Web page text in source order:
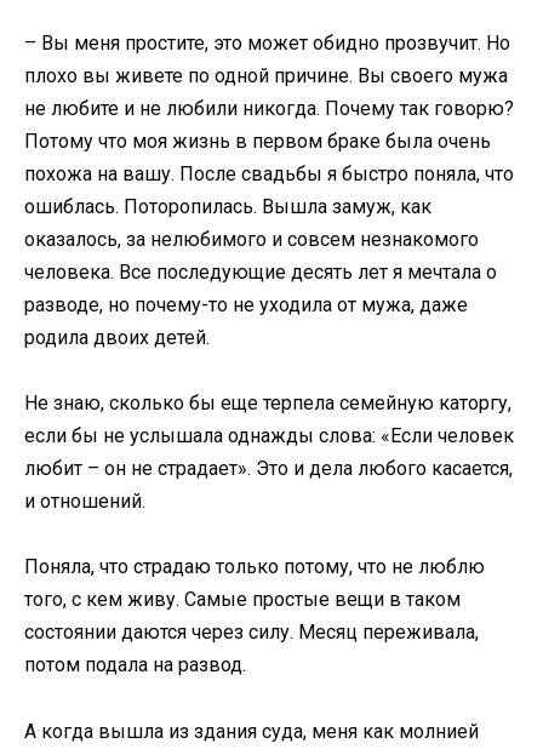
– Вы меня простите, это может обидно прозвучит. Но
плохо вы живете по одной причине. Вы своего мужа
не любите и не любили никогда. Почему так говорю?
Потому что моя жизнь в первом браке была очень
похожа на вашу. После свадьбы я быстро поняла, что
ошиблась. Поторопилась. Вышла замуж, как
оказалось, за нелюбимого и совсем незнакомого
человека. Все последующие десять лет я мечтала о
разводе, но почему-то не уходила от мужа, даже
родила двоих детей.
Не знаю, сколько бы еще терпела семейную каторгу,
если бы не услышала однажды слова: «Если человек
любит – он не страдает». Это и дела любого касается,
и отношений.
Поняла, что страдаю только потому, что не люблю
того, с кем живу. Самые простые вещи в таком
состоянии даются через силу. Месяц переживала,
потом подала на развод.
А когда вышла из здания суда, меня как молнией